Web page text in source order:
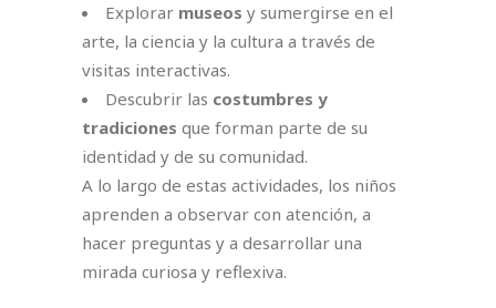
Explorar museos y sumergirse en el
arte, la ciencia y la cultura a través de
visitas interactivas.
Descubrir las costumbres y
tradiciones que forman parte de su
identidad y de su comunidad.
A lo largo de estas actividades, los niños
aprenden a observar con atención, a
hacer preguntas y a desarrollar una
mirada curiosa y reflexiva.